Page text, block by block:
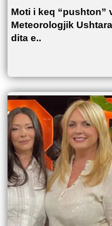
Moti i keq “pushton”
Meteorologjik
dita e..